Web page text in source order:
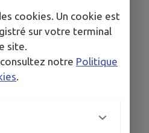
Santé
cookies. Un cookie est
sur votre terminal
site.
notre Politique